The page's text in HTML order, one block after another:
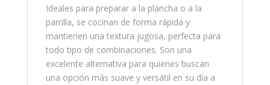
Ideales para preparar a la plancha o a la
parrilla, se cocinan de forma rápida y
mantienen una textura jugosa, perfecta para
todo tipo de combinaciones. Son una
excelente alternativa para quienes buscan
una opción más suave y versátil en su día a